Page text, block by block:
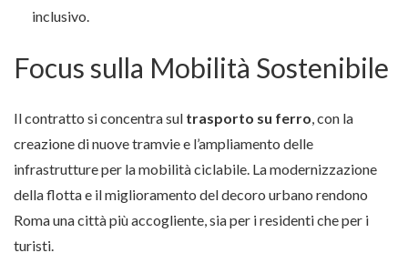
inclusivo.
Focus sulla Mobilità Sostenibile
Il contratto si concentra sul trasporto su ferro , con la
creazione di nuove tramvie e l’ampliamento delle
infrastrutture per la mobilità ciclabile. La modernizzazione
della flotta e il miglioramento del decoro urbano rendono
Roma una città più accogliente, sia per i residenti che per i
turisti.